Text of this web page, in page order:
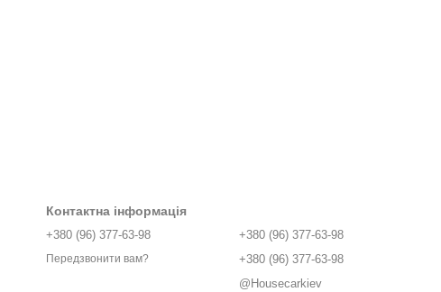
Контактна інформація
+380 (96) 377-63-98
Передзвонити вам?
+380 (96) 377-63-98
+380 (96) 377-63-98
@Housecarkiev